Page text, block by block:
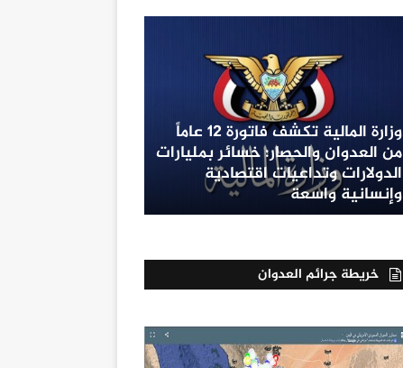
وزارة المالية تكشف فاتورة 12 عاماً
من العدوان والحصار: خسائر بمليارات
الدولارات وتداعيات اقتصادية
وإنسانية واسعة
خريطة جرائم العدوان